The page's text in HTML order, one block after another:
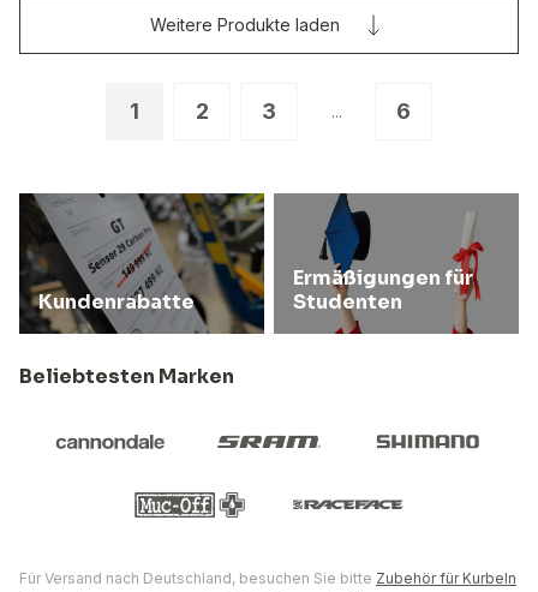
1 2 3 ... 6
Weitere Produkte laden
Kundenrabatte
Ermäßigungen für
Studenten
Beliebtesten Marken
Für Versand nach Deutschland, besuchen Sie bitte Zubehör für Kurbeln